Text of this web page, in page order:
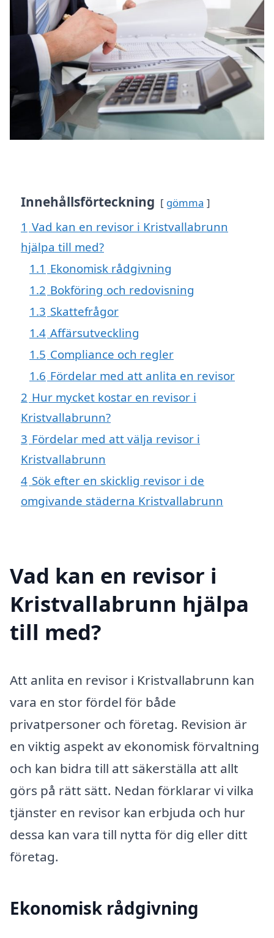
Innehållsförteckning gömma
1 Vad kan en revisor i Kristvallabrunn
hjälpa till med?
1.1 Ekonomisk rådgivning
1.2 Bokföring och redovisning
1.3 Skattefrågor
1.4 Affärsutveckling
1.5 Compliance och regler
1.6 Fördelar med att anlita en revisor
2 Hur mycket kostar en revisor i
Kristvallabrunn?
3 Fördelar med att välja revisor i
Kristvallabrunn
4 Sök efter en skicklig revisor i de
omgivande städerna Kristvallabrunn
Vad kan en revisor i
Kristvallabrunn hjälpa
till med?
Att anlita en revisor i Kristvallabrunn kan
vara en stor fördel för både
privatpersoner och företag. Revision är
en viktig aspekt av ekonomisk förvaltning
och kan bidra till att säkerställa att allt
görs på rätt sätt. Nedan förklarar vi vilka
tjänster en revisor kan erbjuda och hur
dessa kan vara till nytta för dig eller ditt
företag.
Ekonomisk rådgivning